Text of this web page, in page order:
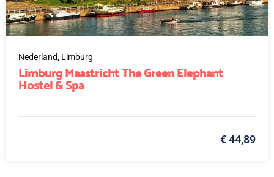
Nederland, Limburg
Limburg Maastricht The Green Elephant
Hostel & Spa
€ 44,89